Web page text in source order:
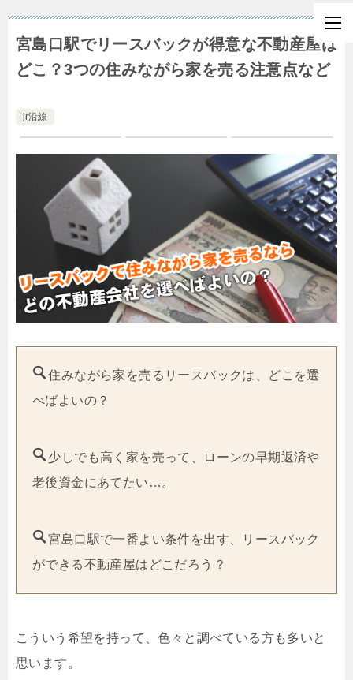
宮島口駅でリースバックが得意な不動産屋は
どこ？3つの住みながら家を売る注意点など
jr沿線
住みながら家を売るリースバックは、どこを選
べばよいの？
少しでも高く家を売って、ローンの早期返済や
老後資金にあてたい…。
宮島口駅で一番よい条件を出す、リースバック
ができる不動産屋はどこだろう？
こういう希望を持って、色々と調べている方も多いと
思います。